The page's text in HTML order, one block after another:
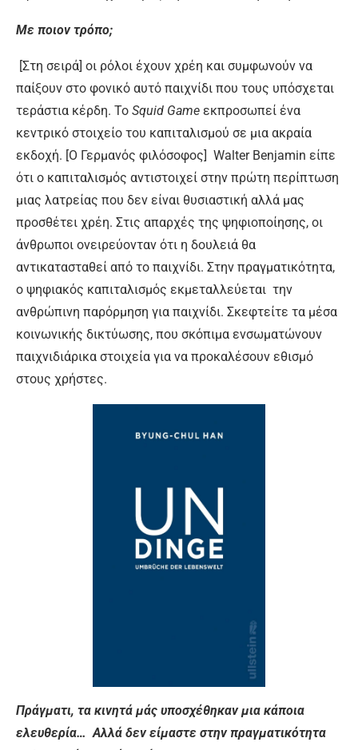
Με ποιον τρόπο;
[Στη σειρά] οι ρόλοι έχουν χρέη και συμφωνούν να
παίξουν στο φονικό αυτό παιχνίδι που τους υπόσχεται
τεράστια κέρδη. Το Squid Game εκπροσωπεί ένα
κεντρικό στοιχείο του καπιταλισμού σε μια ακραία
εκδοχή. [Ο Γερμανός φιλόσοφος] Walter Benjamin είπε
ότι ο καπιταλισμός αντιστοιχεί στην πρώτη περίπτωση
μιας λατρείας που δεν είναι θυσιαστική αλλά μας
προσθέτει χρέη. Στις απαρχές της ψηφιοποίησης, οι
άνθρωποι ονειρεύονταν ότι η δουλειά θα
αντικατασταθεί από το παιχνίδι. Στην πραγματικότητα,
ο ψηφιακός καπιταλισμός εκμεταλλεύεται την
ανθρώπινη παρόρμηση για παιχνίδι. Σκεφτείτε τα μέσα
κοινωνικής δικτύωσης, που σκόπιμα ενσωματώνουν
παιχνιδιάρικα στοιχεία για να προκαλέσουν εθισμό
στους χρήστες.
Πράγματι, τα κινητά μάς υποσχέθηκαν μια κάποια
ελευθερία… Αλλά δεν είμαστε στην πραγματικότητα